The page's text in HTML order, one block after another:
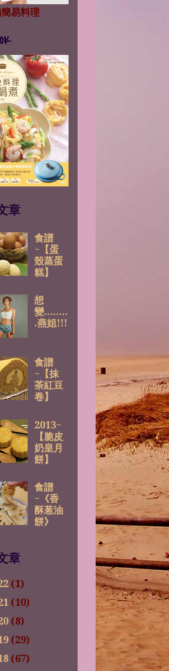
易料理
章
食譜
~【蛋
殼蒸蛋
糕】
想
變........
.燕姐!!!
食譜
~【抹
茶紅豆
卷】
2013~
【脆皮
奶皇月
餅】
食譜
~《香
酥葱油
餅》
章
(1)
(10)
(8)
(29)
(67)